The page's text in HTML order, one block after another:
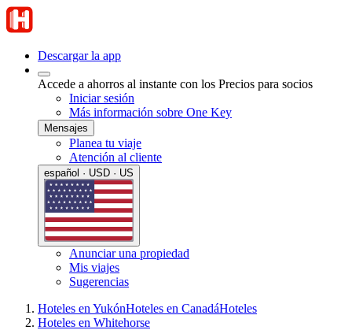
Descargar la app
Accede a ahorros al instante con los Precios para socios
Iniciar sesión
Más información sobre One Key
Mensajes
Planea tu viaje
Atención al cliente
español · USD · US
Anunciar una propiedad
Mis viajes
Sugerencias
Hoteles en YukónHoteles en CanadáHoteles
Hoteles en Whitehorse